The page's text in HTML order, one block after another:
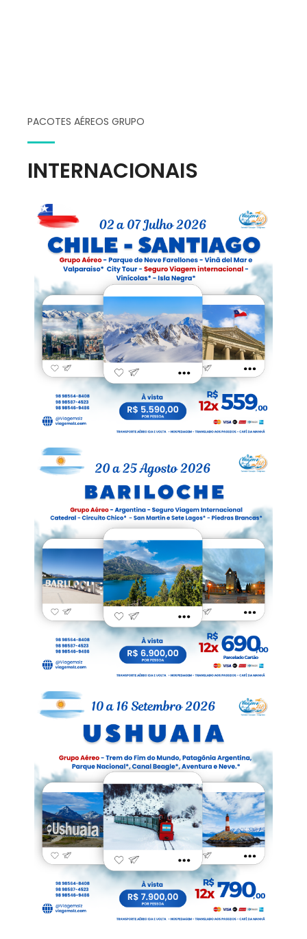
PACOTES AÉREOS GRUPO
INTERNACIONAIS